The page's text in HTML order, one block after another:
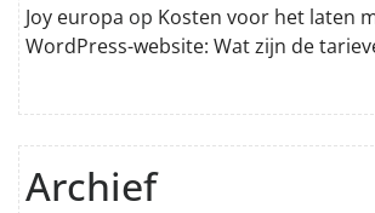
Joy europa op Kosten voor het laten
WordPress-website: Wat zijn de
Archief